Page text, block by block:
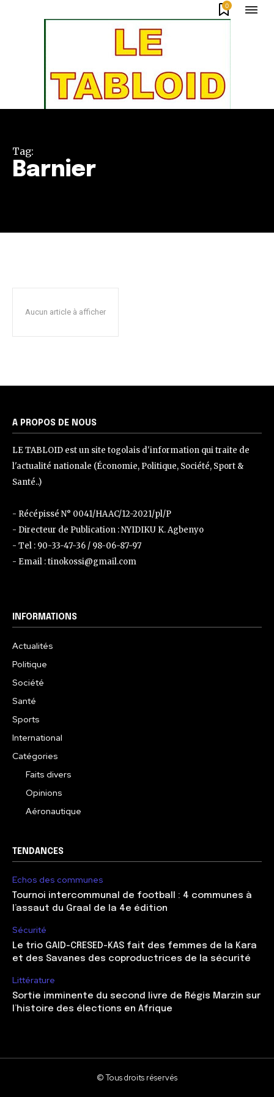
0
Tag:
Barnier
Aucun article à afficher
A PROPOS DE NOUS
LE TABLOID est un site togolais d'information qui traite de
l'actualité nationale (Économie, Politique, Société, Sport &
Santé..)
- Récépissé N° 0041/HAAC/12-2021/pl/P
- Directeur de Publication : NYIDIKU K. Agbenyo
- Tel : 90-33-47-36 / 98-06-87-97
- Email : tinokossi@gmail.com
INFORMATIONS
Actualités
Politique
Société
Santé
Sports
International
Catégories
Faits divers
Opinions
Aéronautique
TENDANCES
Echos des communes
Tournoi intercommunal de football : 4 communes à
l’assaut du Graal de la 4e édition
Sécurité
Le trio GAID-CRESED-KAS fait des femmes de la Kara
et des Savanes des coproductrices de la sécurité
Littérature
Sortie imminente du second livre de Régis Marzin sur
l’histoire des élections en Afrique
© Tous droits réservés